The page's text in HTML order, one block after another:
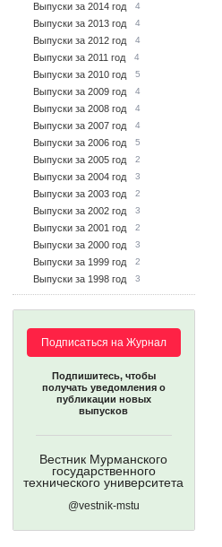
Выпуски за 2014 год 4
Выпуски за 2013 год 4
Выпуски за 2012 год 4
Выпуски за 2011 год 4
Выпуски за 2010 год 5
Выпуски за 2009 год 4
Выпуски за 2008 год 4
Выпуски за 2007 год 4
Выпуски за 2006 год 5
Выпуски за 2005 год 2
Выпуски за 2004 год 3
Выпуски за 2003 год 2
Выпуски за 2002 год 3
Выпуски за 2001 год 2
Выпуски за 2000 год 3
Выпуски за 1999 год 2
Выпуски за 1998 год 3
Подписаться на Журнал
Подпишитесь, чтобы
получать уведомления о
публикации новых
выпусков
Вестник Мурманского
государственного
технического университета
@vestnik-mstu